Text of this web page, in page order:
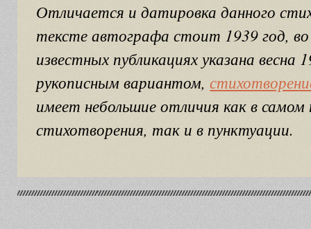
Отличается и датировка данного
тексте автографа стоит 1939 год, во
известных публикациях указана весна
рукописным вариантом,
имеет небольшие отличия как в
стихотворения, так и в пунктуации.